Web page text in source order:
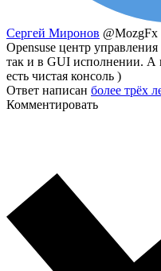
Сергей Миронов @MozgFx
Opensuse центр
так и в GUI исполнении. А
есть чистая консоль )
Ответ написан более трёх
Комментировать